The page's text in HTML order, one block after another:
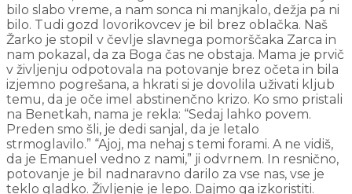
bilo slabo vreme, a nam sonca ni manjkalo, dežja pa ni
bilo. Tudi gozd
lovorikovcev je bil brez oblačka. Naš
Žarko je stopil v čevlje slavnega pomorščaka Zarca in
nam pokazal, da za Boga čas ne obstaja. Mama je prvič
v življenju odpotovala na potovanje brez očeta in bila
izjemno pogrešana, a hkrati si je dovolila uživati kljub
temu, da je oče imel abstinenčno krizo. Ko smo pristali
na Benetkah, nama je rekla: “Sedaj lahko povem.
Preden smo šli, je dedi sanjal, da je letalo
strmoglavilo.” “Ajoj, ma nehaj s temi forami. A ne vidiš,
da je Emanuel vedno z nami,” ji odvrnem. In resnično,
potovanje je bil nadnaravno darilo za vse nas, vse je
teklo gladko. Življenje je lepo. Dajmo ga izkoristiti.